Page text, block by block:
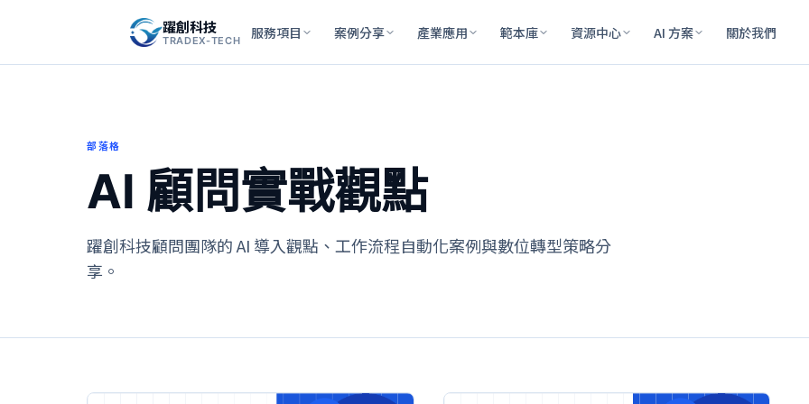
躍創科技
TRADEX-TECH 服務項目 案例分享 產業應用 範本庫 資源中心 AI 方案 關於我們
部落格
AI 顧問實戰觀點
躍創科技顧問團隊的 AI 導入觀點、工作流程自動化案例與數位轉型策略分
享。